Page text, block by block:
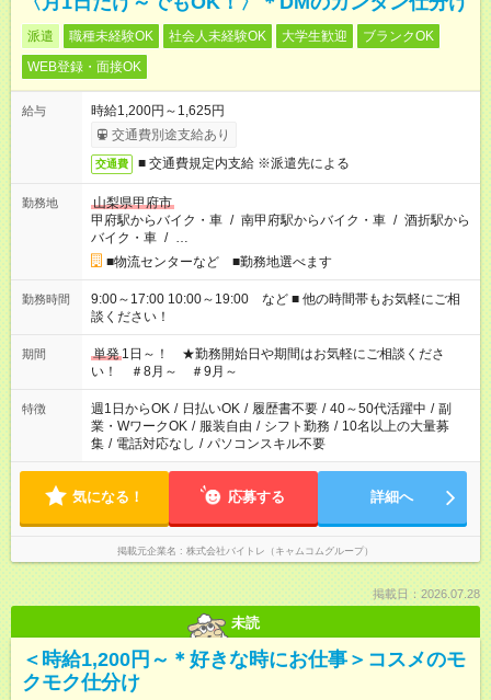
派遣 職種未経験OK 社会人未経験OK 大学生歓迎
ブランクOK
WEB登録・面接OK
給与
時給1,200円～1,625円
交通費別途支給あり
交通費 ■ 交通費規定内支給 ※派遣先による
勤務地
山梨県甲府市
甲府駅からバイク・車 / 南甲府駅からバイク・車 / 酒折駅から
バイク・車 / …
■物流センターなど ■勤務地選べます
勤務時間
9:00～17:00 10:00～19:00 など ■ 他の時間帯もお気軽にご相
談ください！
期間 単発 1日～！ ★勤務開始日や期間はお気軽にご相談くださ
い！ ＃8月～ ＃9月～
特徴 週1日からOK / 日払いOK / 履歴書不要 / 40～50代活躍中 / 副
業・WワークOK / 服装自由 / シフト勤務 / 10名以上の大量募
集 / 電話対応なし / パソコンスキル不要
気になる！ 応募する 詳細へ
掲載元企業名 株式会社バイトレ（キャムコムグループ）
掲載日：2026.07.28
未読
＜時給1,200円～＊好きな時にお仕事＞コスメのモ
クモク仕分け